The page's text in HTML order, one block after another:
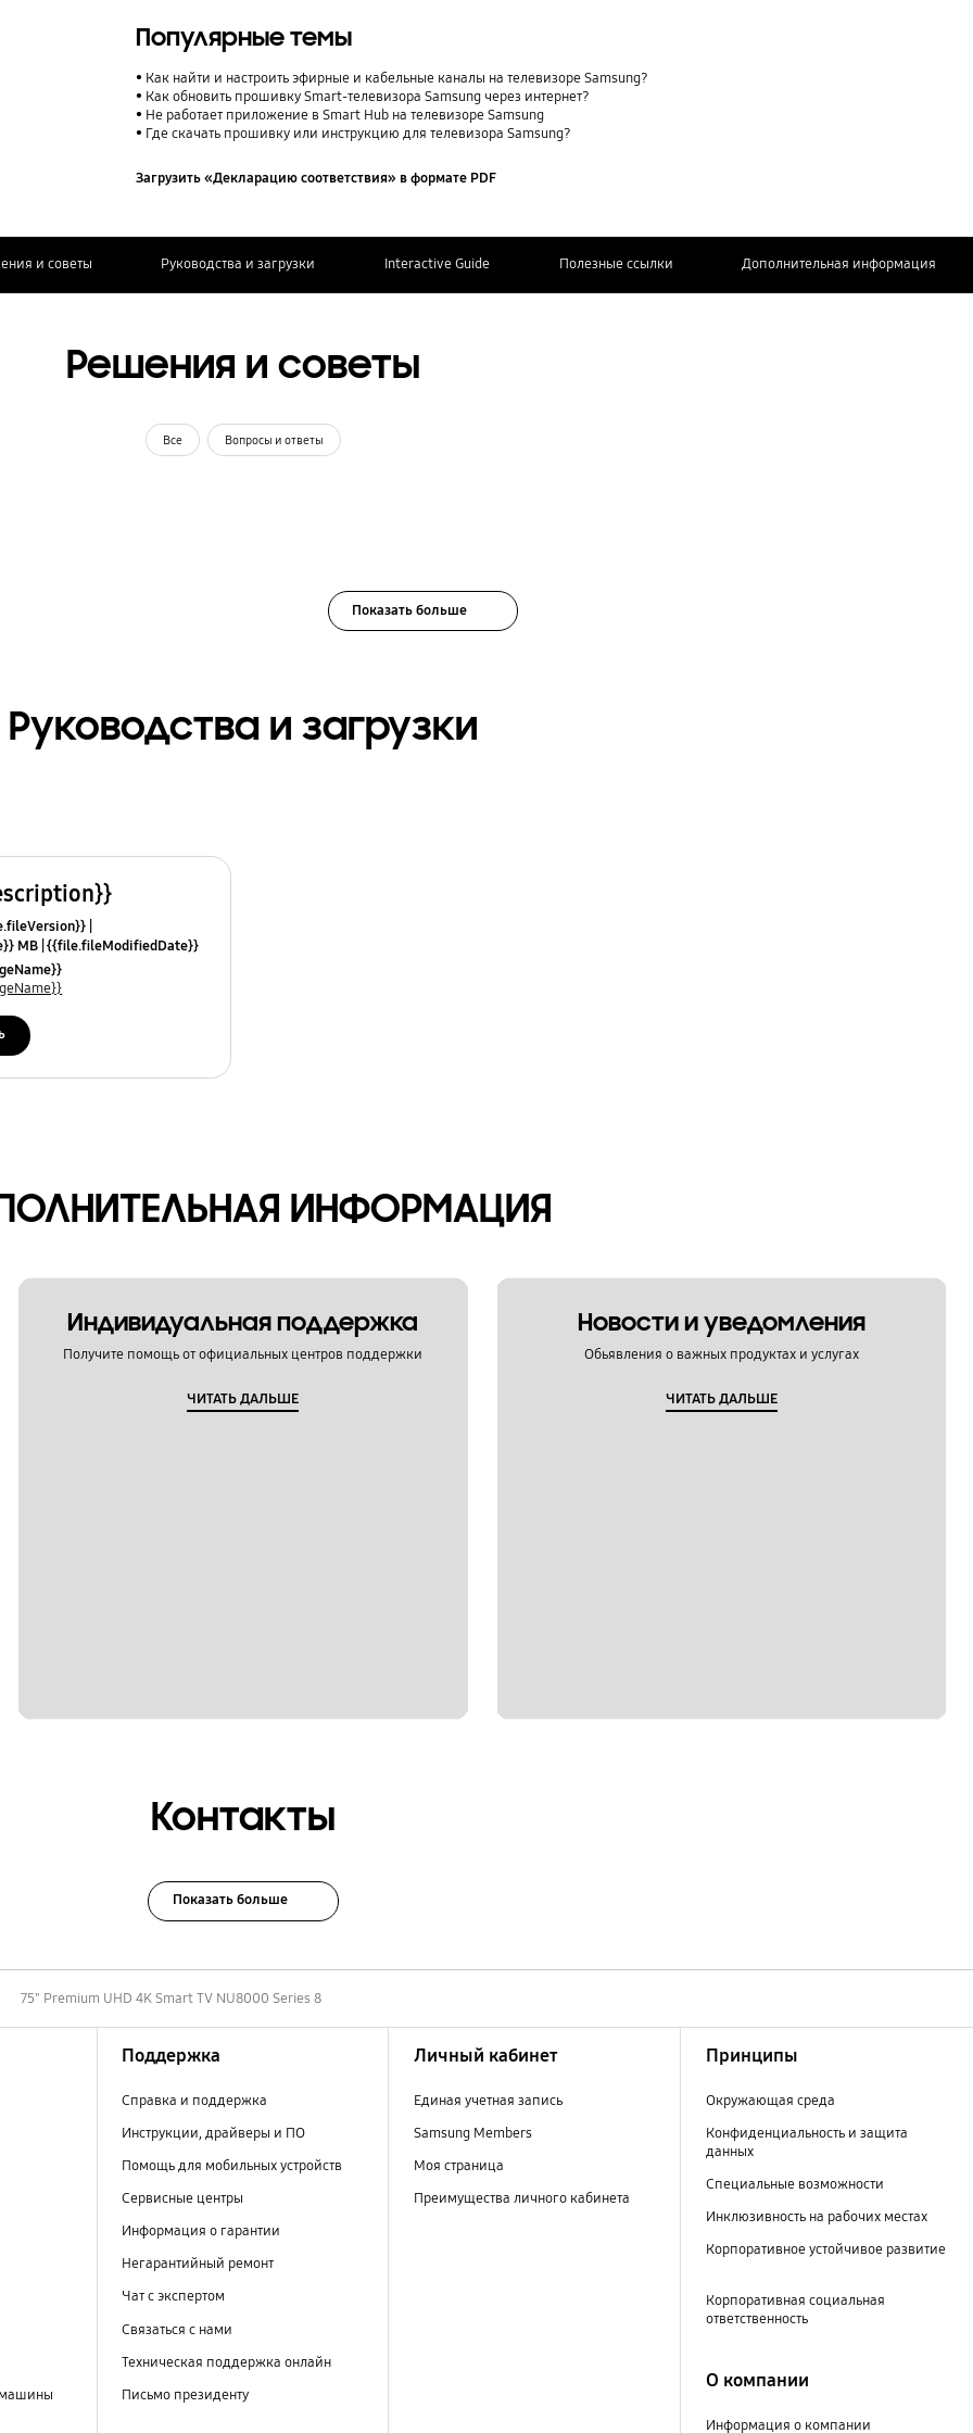
Популярные темы
Как найти и настроить эфирные и кабельные каналы на телевизоре Samsung?
Как обновить прошивку Smart-телевизора Samsung через интернет?
Не работает приложение в Smart Hub на телевизоре Samsung
Где скачать прошивку или инструкцию для телевизора Samsung?
Загрузить «Декларацию соответствия» в формате PDF
и советы Руководства и загрузки Interactive Guide Полезные ссылки Дополнительная информация
Решения и советы
Все Вопросы и ответы
Показать больше
Руководства и загрузки
MB {{file.fileModifiedDate}}
ИНФОРМАЦИЯ
Индивидуальная поддержка
Получите помощь от официальных центров поддержки
ЧИТАТЬ ДАЛЬШЕ
Новости и уведомления
Обьявления о важных продуктах и услугах
ЧИТАТЬ ДАЛЬШЕ
Контакты
Показать больше
75" Premium UHD 4K Smart TV NU8000 Series 8
Поддержка
Справка и поддержка
Инструкции, драйверы и ПО
Помощь для мобильных устройств
Сервисные центры
Информация о гарантии
Негарантийный ремонт
Чат с экспертом
Связаться с нами
Техническая поддержка онлайн
Письмо президенту
Личный кабинет
Единая учетная запись
Samsung Members
Моя страница
Преимущества личного кабинета
Принципы
Окружающая среда
Конфиденциальность и защита
данных
Специальные возможности
Инклюзивность на рабочих местах
Корпоративное устойчивое развитие
Корпоративная социальная
ответственность
О компании
Информация о компании